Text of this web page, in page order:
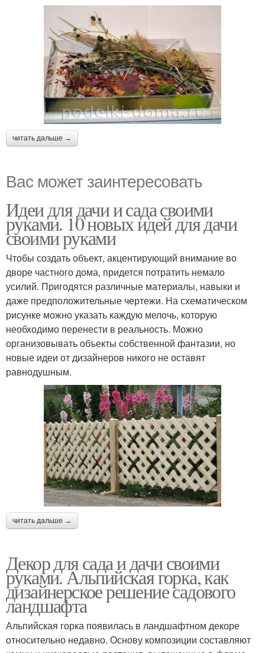
читать дальше →
Вас может заинтересовать
Идеи для дачи и сада своими
руками. 10 новых идей для дачи
своими руками
Чтобы создать объект, акцентирующий внимание во
дворе частного дома, придется потратить немало
усилий. Пригодятся различные материалы, навыки и
даже предположительные чертежи. На схематическом
рисунке можно указать каждую мелочь, которую
необходимо перенести в реальность. Можно
организовывать объекты собственной фантазии, но
новые идеи от дизайнеров никого не оставят
равнодушным.
читать дальше →
Декор для сада и дачи своими
руками. Альпийская горка, как
дизайнерское решение садового
ландшафта
Альпийская горка появилась в ландшафтном декоре
относительно недавно. Основу композиции составляют